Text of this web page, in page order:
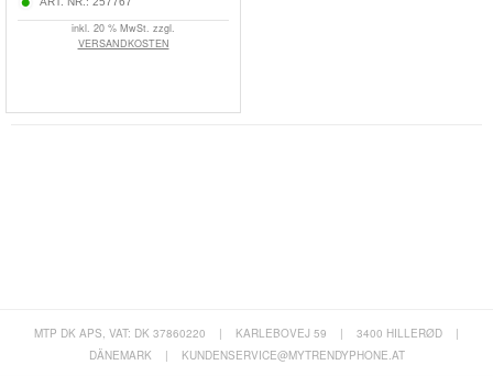
inkl. 20 % MwSt. zzgl.
VERSANDKOSTEN
MTP DK APS, VAT: DK 37860220 | KARLEBOVEJ 59 | 3400 HILLERØD
|
DÄNEMARK
| KUNDENSERVICE@MYTRENDYPHONE.AT